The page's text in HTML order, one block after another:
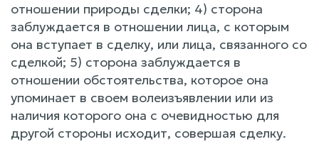
отношении природы сделки; 4) сторона
заблуждается в отношении лица, с которым
она вступает в сделку, или лица, связанного со
сделкой; 5) сторона заблуждается в
отношении обстоятельства, которое она
упоминает в своем волеизъявлении или из
наличия которого она с очевидностью для
другой стороны исходит, совершая сделку.